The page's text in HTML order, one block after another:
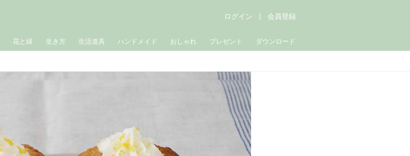
花と緑 生き方 生活道具 ハンドメイド おしゃれ プレゼント ダウンロード
ログイン 会員登録